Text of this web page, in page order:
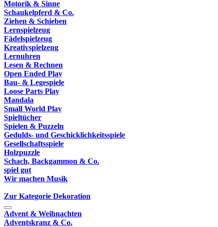
Motorik & Sinne
Schaukelpferd & Co.
Ziehen & Schieben
Lernspielzeug
Fädelspielzeug
Kreativspielzeug
Lernuhren
Lesen & Rechnen
Open Ended Play
Bau- & Legespiele
Loose Parts Play
Mandala
Small World Play
Spieltücher
Spielen & Puzzeln
Gedulds- und Geschicklichkeitsspiele
Gesellschaftsspiele
Holzpuzzle
Schach, Backgammon & Co.
spiel gut
Wir machen Musik
Zur Kategorie Dekoration
Advent & Weihnachten
Adventskranz & Co.